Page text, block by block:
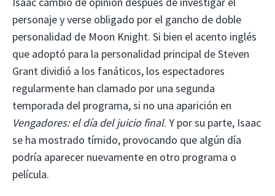
personaje y verse obligado por el gancho de doble
personalidad de Moon Knight. Si bien el acento inglés
que adoptó para la personalidad principal de Steven
Grant dividió a los fanáticos, los espectadores
regularmente han clamado por una segunda
temporada del programa, si no una aparición en
Vengadores: el día del juicio final. Y por su parte, Isaac
se ha mostrado tímido, provocando que algún día
podría aparecer nuevamente en otro programa o
película.